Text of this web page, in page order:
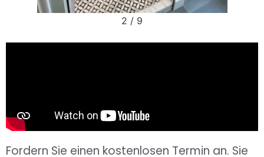
2 / 9
Fordern Sie einen kostenlosen Termin an. Sie